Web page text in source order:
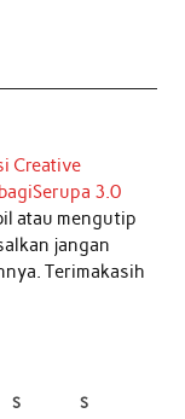
Creative
3.0
atau mengutip
jangan
Terimakasih
S S